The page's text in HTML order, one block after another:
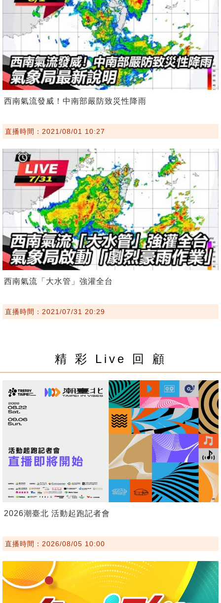
西南氣流發威！中南部嚴防致災性降雨
直播時間：2021/08/01 10:27
西南氣流「大水管」強灌全台
直播時間：2021/07/31 20:29
精 彩 Live 回 顧
2026潮臺北 活動起跑記者會
直播時間：2026/08/05 10:00